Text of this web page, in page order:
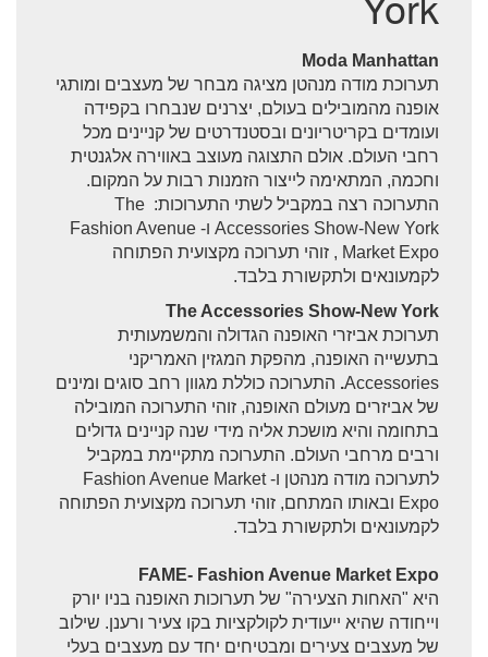
שגרירות ישראל בניו יורק
אזהרות וסכנות לישראלים
טיימס סקוור, ניו יורק
ניו יורק עם ילדים
מזג אוויר בניו יורק
רובעי ניו יורק
מסעדות בניו יורק
מדריכים בעברית בניו יורק
ווילאמסבורג
מסעדות מומלצות
חיי לילה בניו יורק
מנהטן Manhattan
קניות בניו יורק
אטרקציות בניו יורק
תערוכות בניו יורק
Moda Manhattan
תערוכת מודה מנהטן מציגה מבחר של מעצבים ומותגי
אופנה מהמובילים בעולם, יצרנים שנבחרו בקפידה
ועומדים בקריטריונים ובסטנדרטים של קניינים מכל
רחבי העולם. אולם התצוגה מעוצב באווירה אלגנטית
וחכמה, המתאימה לייצור הזמנות רבות על המקום.
התערוכה רצה במקביל לשתי התערוכות: The
Accessories Show-New York ו- Fashion Avenue
Market Expo , זוהי תערוכה מקצועית הפתוחה
לקמעונאים ולתקשורת בלבד.
The Accessories Show-New York
תערוכת אביזרי האופנה הגדולה והמשמעותית
בתעשייה האופנה, מהפקת המגזין האמריקני
Accessories
. התערוכה כוללת מגוון רחב סוגים ומינים
של אביזרים מעולם האופנה, זוהי התערוכה המובילה
בתחומה והיא מושכת אליה מידי שנה קניינים גדולים
ורבים מרחבי העולם. התערוכה מתקיימת במקביל
לתערוכה מודה מנהטן ו- Fashion Avenue Market
Expo ובאותו המתחם, זוהי תערוכה מקצועית הפתוחה
לקמעונאים ולתקשורת בלבד.
FAME- Fashion Avenue Market Expo
היא "האחות הצעירה" של תערוכות האופנה בניו יורק
וייחודה שהיא ייעודית לקולקציות בקו צעיר ורענן. שילוב
של מעצבים צעירים ומבטיחים יחד עם מעצבים בעלי